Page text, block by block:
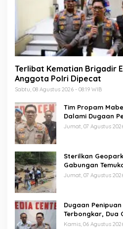
Terlibat Kematian Brigadir EWS, Lima
Anggota Polri Dipecat
Sabtu, 08 Agustus 2026 - 08:19 WIB
Tim Propam
Dalami Dugaan
Jumat, 07 Agustus
Sterilkan
Gabungan
Ilegal
Jumat, 07 Agustus
Dugaan
Terbongkar, Dua
Diamankan
Kamis, 06 Agustus